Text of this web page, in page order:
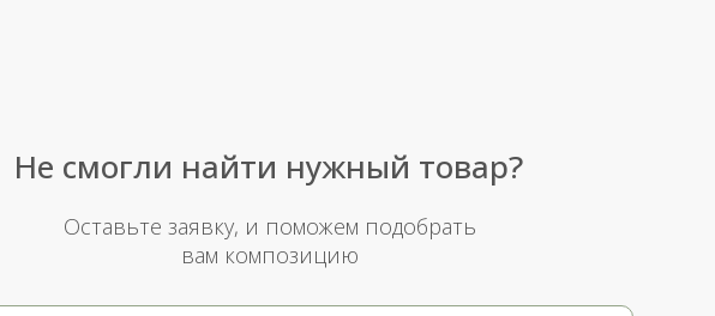
Не смогли найти нужный товар?
Оставьте заявку, и поможем подобрать
вам композицию